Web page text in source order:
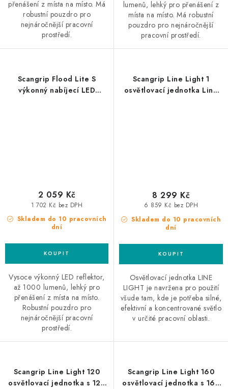
přenášení z místa na místo. Má
robustní pouzdro pro
nejnáročnější pracovní
prostředí.
lumenů, lehký pro přenášení z
místa na místo. Má robustní
pouzdro pro nejnáročnější
pracovní prostředí.
Scangrip Flood Lite S
výkonný nabíjecí LED
Skladem do 10 pracovních
dní
1 702 Kč bez DPH
2 059 Kč
Vysoce výkonný LED reflektor,
až 1000 lumenů, lehký pro
přenášení z místa na místo.
Robustní pouzdro pro
nejnáročnější pracovní
prostředí.
Scangrip Line Light 1
osvětlovací jednotka Line
Skladem do 10 pracovních
dní
6 859 Kč bez DPH
8 299 Kč
Osvětlovací jednotka LINE
LIGHT je navržena pro použití
všude tam, kde je potřeba silné,
efektivní a koncentrované světlo
v určité pracovní oblasti.
Scangrip Line Light 120
osvětlovací jednotka s 120
Scangrip Line Light 160
osvětlovací jednotka s 160